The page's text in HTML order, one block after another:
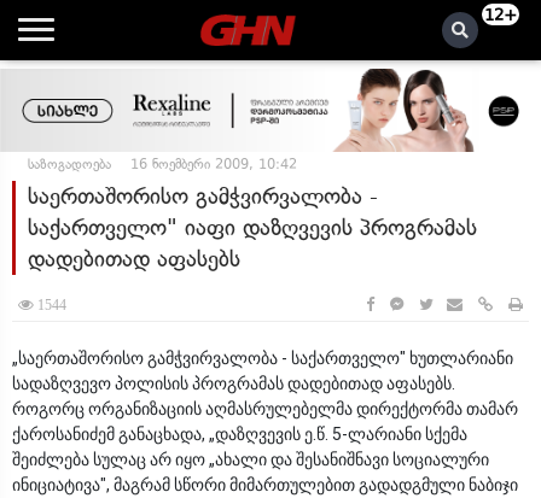
12+
საზოგადოება 16 ნოემბერი 2009, 10:42
საერთაშორისო გამჭვირვალობა -
საქართველო" იაფი დაზღვევის პროგრამას
დადებითად აფასებს
1544
„საერთაშორისო გამჭვირვალობა - საქართველო" ხუთლარიანი
სადაზღვევო პოლისის პროგრამას დადებითად აფასებს.
როგორც ორგანიზაციის აღმასრულებელმა დირექტორმა თამარ
ქაროსანიძემ განაცხადა, „დაზღვევის ე.წ. 5-ლარიანი სქემა
შეიძლება სულაც არ იყო „ახალი და შესანიშნავი სოციალური
ინიციატივა", მაგრამ სწორი მიმართულებით გადადგმული ნაბიჯი